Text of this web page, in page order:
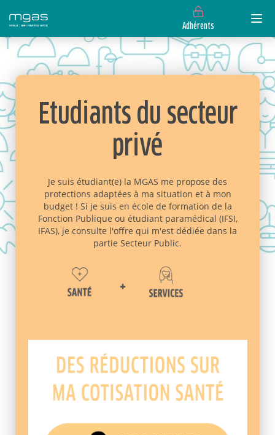
Adhérents
Etudiants du secteur
privé
Je suis étudiant(e) la MGAS me propose des
protections adaptées à ma situation et à mon
budget ! Si je suis en école de formation de la
Fonction Publique ou étudiant paramédical (IFSI,
IFAS), je consulte l'offre qui m'est dédiée dans la
partie Secteur Public.